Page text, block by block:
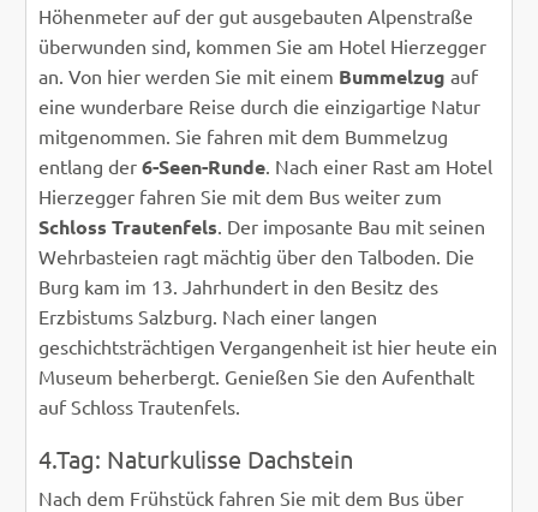
Höhenmeter auf der gut ausgebauten Alpenstraße
überwunden sind, kommen Sie am Hotel Hierzegger
an. Von hier werden Sie mit einem Bummelzug auf
eine wunderbare Reise durch die einzigartige Natur
mitgenommen. Sie fahren mit dem Bummelzug
entlang der6-Seen-Runde. Nach einer Rast am Hotel
Hierzegger fahren Sie mit dem Bus weiter zum
Schloss Trautenfels. Der imposante Bau mit seinen
Wehrbasteien ragt mächtig über den Talboden. Die
Burg kam im 13. Jahrhundert in den Besitz des
Erzbistums Salzburg. Nach einer langen
geschichtsträchtigen Vergangenheit ist hier heute ein
Museum beherbergt. Genießen Sie den Aufenthalt
auf Schloss Trautenfels.
4.Tag: Naturkulisse Dachstein
Nach dem Frühstück fahren Sie mit dem Bus über